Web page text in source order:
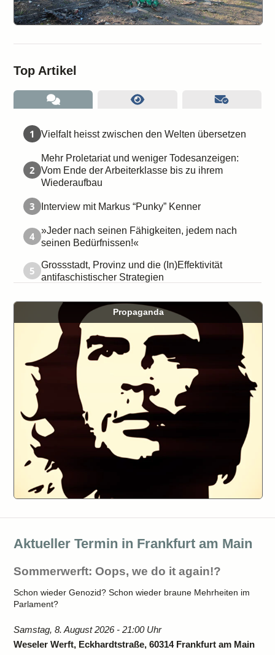
Top Artikel
1 Vielfalt heisst zwischen den Welten übersetzen
2
Mehr Proletariat und weniger Todesanzeigen:
Vom Ende der Arbeiterklasse bis zu ihrem
Wiederaufbau
3 Interview mit Markus “Punky” Kenner
4
»Jeder nach seinen Fähigkeiten, jedem nach
seinen Bedürfnissen!«
5
Grossstadt, Provinz und die (In)Effektivität
antifaschistischer Strategien
Propaganda
Aktueller Termin in Frankfurt am Main
Sommerwerft: Oops, we do it again!?
Schon wieder Genozid? Schon wieder braune Mehrheiten im
Parlament?
Samstag, 8. August 2026 - 21:00 Uhr
Weseler Werft, Eckhardtstraße, 60314 Frankfurt am Main